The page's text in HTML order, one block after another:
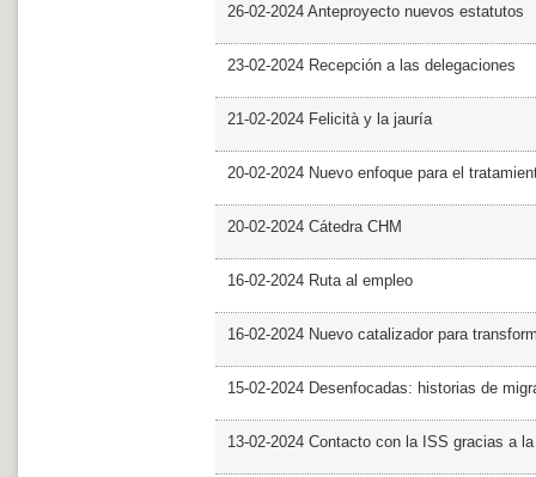
26-02-2024 Anteproyecto nuevos estatutos
23-02-2024 Recepción a las delegaciones
21-02-2024 Felicità y la jauría
20-02-2024 Nuevo enfoque para el
20-02-2024 Cátedra CHM
16-02-2024 Ruta al empleo
16-02-2024 Nuevo catalizador para
15-02-2024 Desenfocadas: historias de
13-02-2024 Contacto con la ISS gracias a